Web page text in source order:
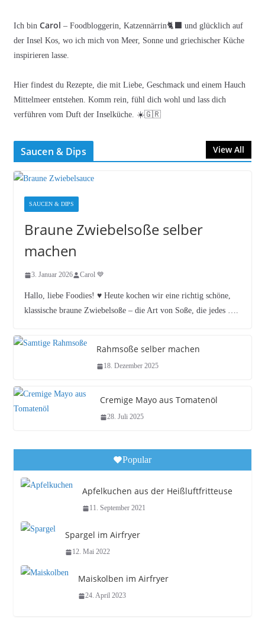
Ich bin Carol – Foodbloggerin, Katzennärrin🐈‍⬛ und glücklich auf
der Insel Kos, wo ich mich von Meer, Sonne und griechischer Küche
inspirieren lasse.
Hier findest du Rezepte, die mit Liebe, Geschmack und einem Hauch
Mittelmeer entstehen. Komm rein, fühl dich wohl und lass dich
verführen vom Duft der Inselküche. ☀️🇬🇷
Saucen & Dips View All
SAUCEN & DIPS
Braune Zwiebelsoße selber
machen
3. Januar 2026 Carol 💙
Hallo, liebe Foodies! ♥︎ Heute kochen wir eine richtig schöne,
klassische braune Zwiebelsoße – die Art von Soße, die jedes ….
Rahmsoße selber machen
18. Dezember 2025
Cremige Mayo aus Tomatenöl
28. Juli 2025
Popular
Apfelkuchen aus der Heißluftfritteuse
11. September 2021
Spargel im Airfryer
12. Mai 2022
Maiskolben im Airfryer
24. April 2023